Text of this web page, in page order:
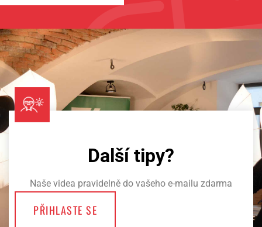
Další tipy?
Naše videa pravidelně do vašeho e-mailu zdarma
PŘIHLASTE SE